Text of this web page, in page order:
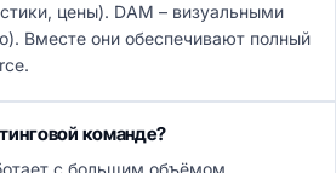
цены). DAM – визуальными
Вместе они обеспечивают полный
команде?
с большим объёмом